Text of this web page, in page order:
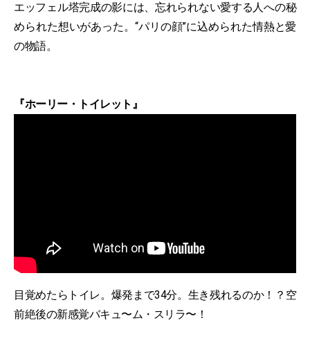
エッフェル塔完成の影には、忘れられない愛する人への秘
められた想いがあった。“パリの顔”に込められた情熱と愛
の物語。
『ホーリー・トイレット』
目覚めたらトイレ。爆発まで34分。生き残れるのか！？空
前絶後の新感覚バキュ〜ム・スリラ〜！